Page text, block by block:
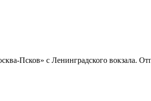
Псков» с Ленинградского вокзала.